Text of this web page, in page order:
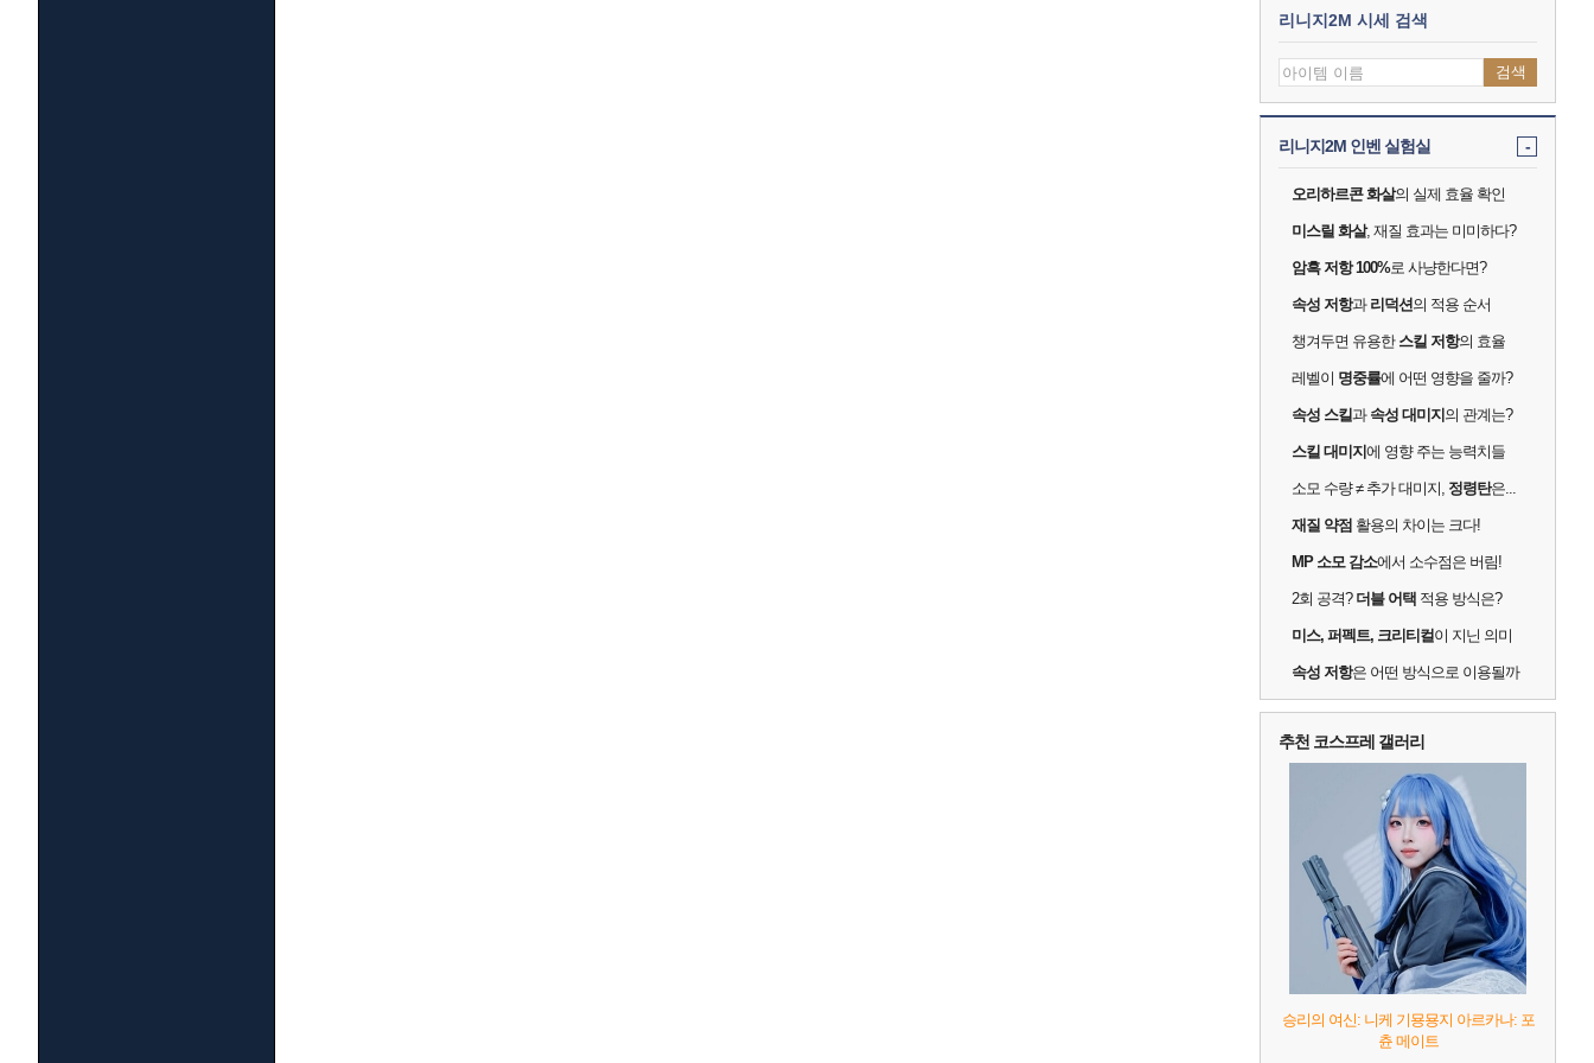
리니지2M 시세 검색
검색
리니지2M 인벤 실험실 -
오리하르콘 화살의 실제 효율 확인
미스릴 화살, 재질 효과는 미미하다?
암흑 저항 100%로 사냥한다면?
속성 저항과 리덕션의 적용 순서
챙겨두면 유용한 스킬 저항의 효율
레벨이 명중률에 어떤 영향을 줄까?
속성 스킬과 속성 대미지 의 관계는?
스킬 대미지 에 영향 주는 능력치들
소모 수량 ≠ 추가 대미지, 정령탄은...
재질 약점 활용의 차이는 크다!
MP 소모 감소에서 소수점은 버림!
2회 공격? 더블 어택 적용 방식은?
미스, 퍼펙트, 크리티컬이 지닌 의미
속성 저항은 어떤 방식으로 이용될까
추천 코스프레 갤러리
승리의 여신: 니케 기묭묭지 아르카나: 포
츈 메이트